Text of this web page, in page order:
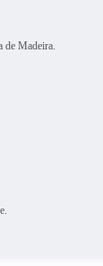
de Madeira.